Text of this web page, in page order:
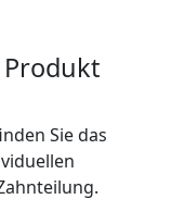
Produkt
Sie das